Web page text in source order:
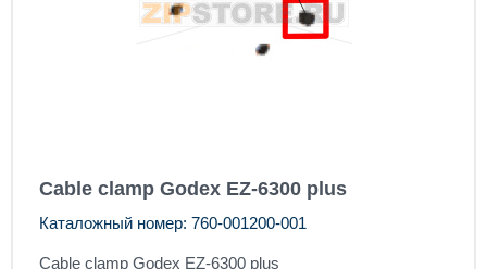
Cable clamp Godex EZ-6300 plus
Каталожный номер: 760-001200-001
Cable clamp Godex EZ-6300 plus